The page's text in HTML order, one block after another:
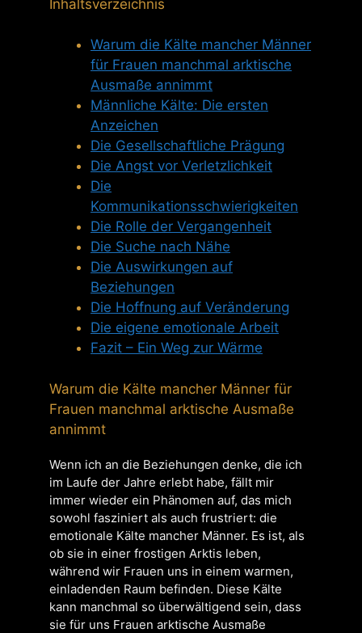
Inhaltsverzeichnis
Warum die Kälte mancher Männer
für Frauen manchmal arktische
Ausmaße annimmt
Männliche Kälte: Die ersten
Anzeichen
Die Gesellschaftliche Prägung
Die Angst vor Verletzlichkeit
Die
Kommunikationsschwierigkeiten
Die Rolle der Vergangenheit
Die Suche nach Nähe
Die Auswirkungen auf
Beziehungen
Die Hoffnung auf Veränderung
Die eigene emotionale Arbeit
Fazit – Ein Weg zur Wärme
Warum die Kälte mancher Männer für
Frauen manchmal arktische Ausmaße
annimmt
Wenn ich an die Beziehungen denke, die ich
im Laufe der Jahre erlebt habe, fällt mir
immer wieder ein Phänomen auf, das mich
sowohl fasziniert als auch frustriert: die
emotionale Kälte mancher Männer. Es ist, als
ob sie in einer frostigen Arktis leben,
während wir Frauen uns in einem warmen,
einladenden Raum befinden. Diese Kälte
kann manchmal so überwältigend sein, dass
sie für uns Frauen arktische Ausmaße